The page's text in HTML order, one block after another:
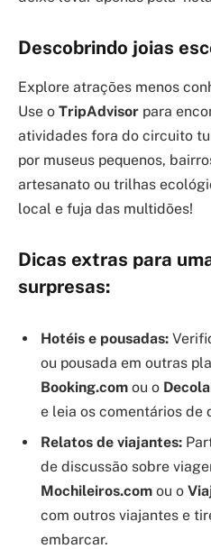
Descobrindo joias
Explore atrações menos
Use o TripAdvisor para
atividades fora do circuito
por museus pequenos,
artesanato ou trilhas
local e fuja das multidões!
Dicas extras para
surpresas:
Hotéis e pousadas:
ou pousada em outras
Booking.com ou o
e leia os comentários de
Relatos de viajantes:
de discussão sobre
Mochileiros.com ou o
com outros viajantes e
embarcar.